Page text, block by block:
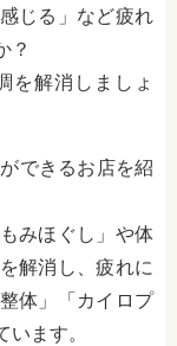
じる」など疲れ
？
を解消しましょ
できるお店を紹
みほぐし」や体
解消し、疲れに
体」「カイロプ
ます。